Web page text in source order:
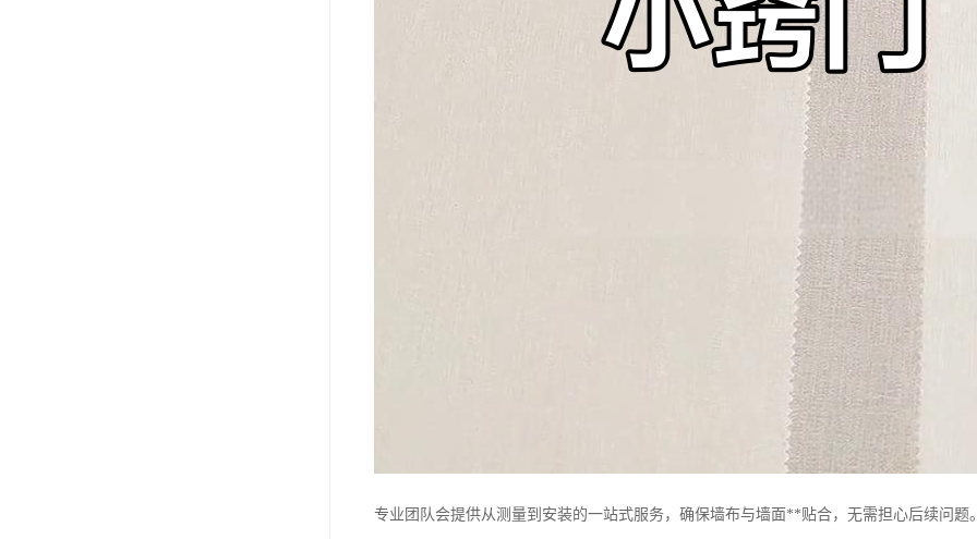
专业团队会提供从测量到安装的一站式服务，确保墙布与墙面**贴合，无需担心后续问题